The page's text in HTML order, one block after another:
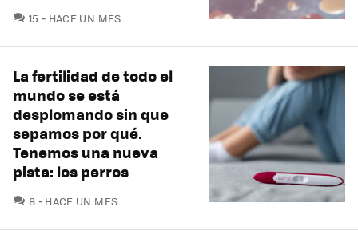
15 COMENTARIOS
HACE UN MES
La fertilidad de todo el
mundo se está
desplomando sin que
sepamos por qué.
Tenemos una nueva
pista: los perros
8 COMENTARIOS
HACE UN MES